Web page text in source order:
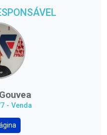
- Venda